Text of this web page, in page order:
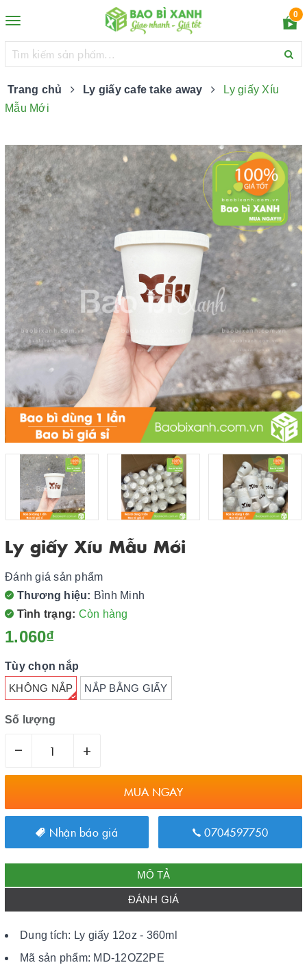
Toggle
navigation
0
Trang chủ Ly giấy cafe take away
Ly giấy Xíu
Mẫu Mới
Ly giấy Xíu Mẫu Mới
Đánh giá sản phẩm
Thương hiệu: Bình Minh
Tình trạng: Còn hàng
1.060₫
Tùy chọn nắp
KHÔNG NẮP NẮP BẰNG GIẤY
Số lượng
– +
MUA NGAY
Nhận báo giá 0704597750
MÔ TẢ
ĐÁNH GIÁ
Dung tích: Ly giấy 12oz - 360ml
Mã sản phẩm: MD-12OZ2PE